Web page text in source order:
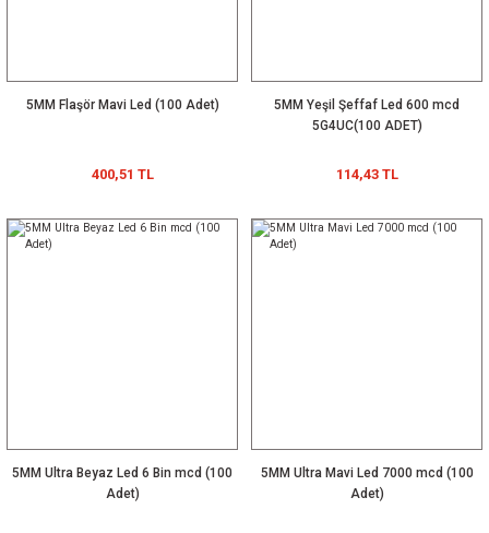
5MM Flaşör Mavi Led (100 Adet)
400,51 TL
5MM Yeşil Şeffaf Led 600 mcd
5G4UC(100 ADET)
114,43 TL
5MM Ultra Beyaz Led 6 Bin mcd (100
Adet)
5MM Ultra Mavi Led 7000 mcd (100
Adet)